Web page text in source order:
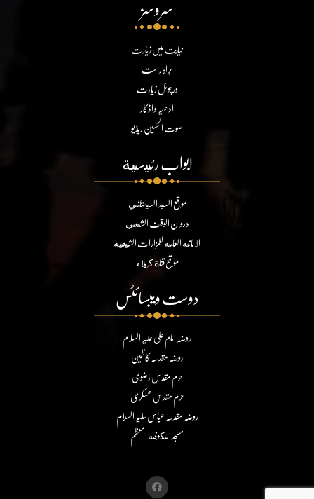
سروسز
نیابت میں زیارت
براہ راست
ورچوئل زیارت
ادعیہ و اذکار
صوت الحسین ریڈیو
ابواب رئيسية
موقع السيد السيستاني
ديوان الوقف الشيعي
الامانة العامة للمزارات الشيعية
موقع قناة كربلاء
دوست ویبسائٹس
روضہ امام علی علیہ السلام
روضہ مقدسہ کاظمین
حرم مقدس رضوی
حرم مقدس عسکری
روضہ مقدسہ عباس علیہ السلام
مسجد الكوفة المعظم